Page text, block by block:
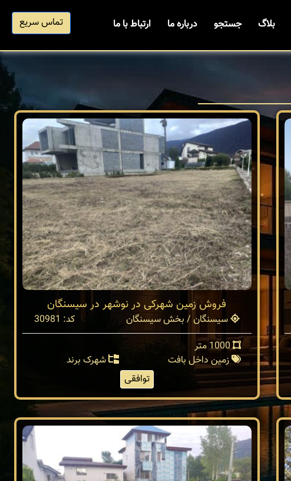
بلاگ جستجو درباره ما ارتباط با ما تماس سریع
فروش زمین شهرکی در نوشهر در سیسنگان
سیسنگان / بخش سیسنگان
کد: 30981
1000 متر
زمین داخل بافت
شهرک برند
توافقی